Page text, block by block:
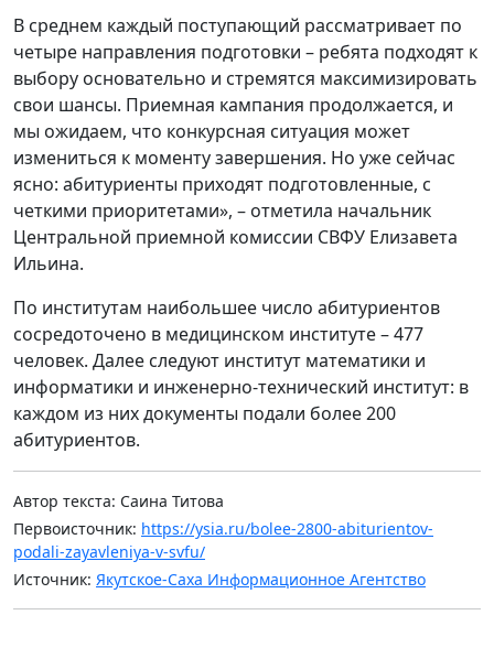
В среднем каждый поступающий рассматривает по
четыре направления подготовки – ребята подходят к
выбору основательно и стремятся максимизировать
свои шансы. Приемная кампания продолжается, и
мы ожидаем, что конкурсная ситуация может
измениться к моменту завершения. Но уже сейчас
ясно: абитуриенты приходят подготовленные, с
четкими приоритетами», – отметила начальник
Центральной приемной комиссии СВФУ Елизавета
Ильина.
По институтам наибольшее число абитуриентов
сосредоточено в медицинском институте – 477
человек. Далее следуют институт математики и
информатики и инженерно-технический институт: в
каждом из них документы подали более 200
абитуриентов.
Автор текста: Саина Титова
Первоисточник: https://ysia.ru/bolee-2800-abiturientov-
podali-zayavleniya-v-svfu/
Источник: Якутское-Саха Информационное Агентство